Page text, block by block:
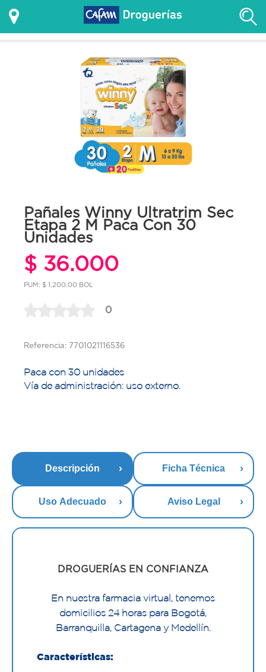
Pañales Winny Ultratrim Sec
Etapa 2 M Paca Con 30
Unidades
$ 36.000
PUM: $ 1,200.00 BOL
0
Referencia: 7701021116536
Paca con 30 unidades
Vía de administración: uso externo.
Descripción Ficha Técnica
Uso Adecuado Aviso Legal
DROGUERÍAS EN CONFIANZA
En nuestra farmacia virtual, tenemos
domicilios 24 horas para Bogotá,
Barranquilla, Cartagena y Medellín.
Características: